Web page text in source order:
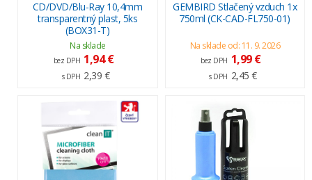
CD/DVD/Blu-Ray 10,4mm
transparentný plast, 5ks
(BOX31-T)
Na sklade
bez DPH 1,94 €
s DPH 2,39 €
GEMBIRD Stlačený vzduch 1x
750ml (CK-CAD-FL750-01)
Na sklade od: 11. 9. 2026
bez DPH 1,99 €
s DPH 2,45 €